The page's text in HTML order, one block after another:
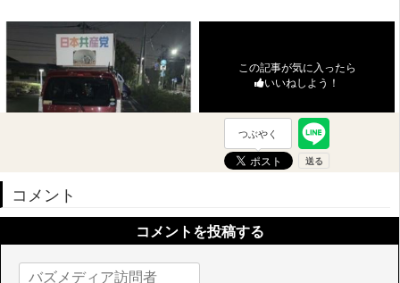
この記事が気に入ったら
いいねしよう！
つぶやく
コメント
コメントを投稿する